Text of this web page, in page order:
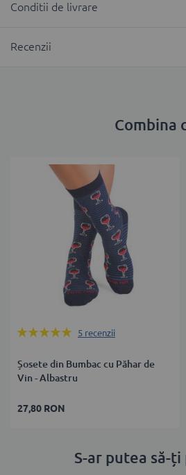
Conditii de livrare
Recenzii
Combina
Rating:
5 recenzii
Șosete din Bumbac cu Păhar de
Vin - Albastru
27,80 RON
S-ar putea să-ți